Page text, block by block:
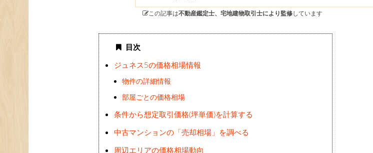
この記事は不動産鑑定士、宅地建物取引士により監修しています
目次
ジュネス5の価格相場情報
物件の詳細情報
部屋ごとの価格相場
条件から想定取引価格(坪単価)を計算する
中古マンションの「売却相場」を調べる
周辺エリアの価格相場動向